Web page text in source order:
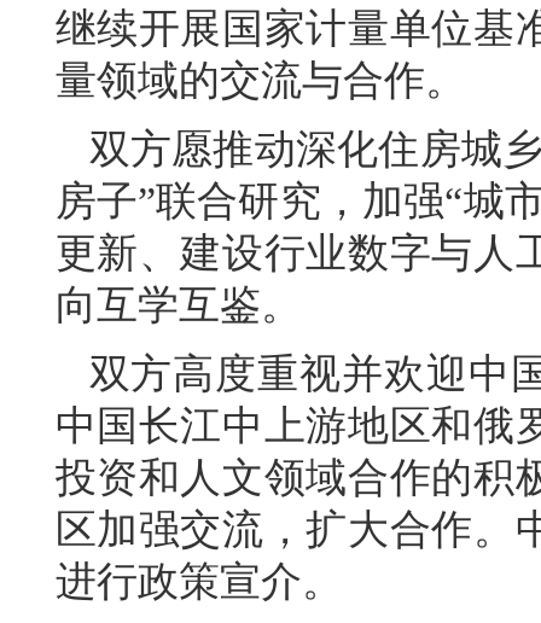
继续开展国家计量单位基
量领域的交流与合作。
双方愿推动深化住房城
房子”联合研究，加强“城
更新、建设行业数字与人
向互学互鉴。
双方高度重视并欢迎中
中国长江中上游地区和俄
投资和人文领域合作的积
区加强交流，扩大合作。
进行政策宣介。